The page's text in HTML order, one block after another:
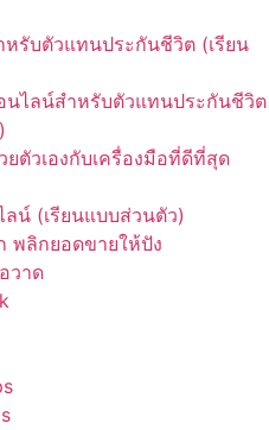
รับตัวแทนประกันชีวิต (เรียน
นไลน์สำหรับตัวแทนประกันชีวิต
ยตัวเองกับเครื่องมือที่ดีที่สุด
น์ (เรียนแบบส่วนตัว)
พลิกยอดขายให้ปัง
วาด